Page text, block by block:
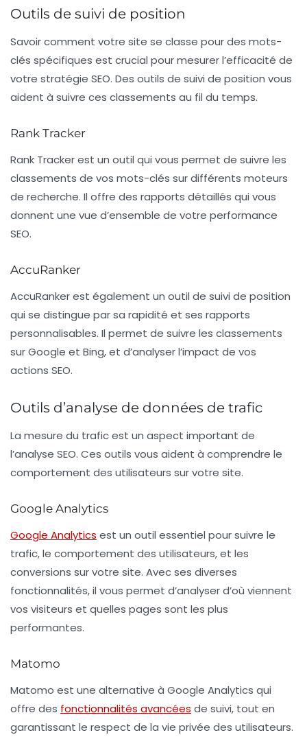
Outils de suivi de position
Savoir comment votre site se classe pour des mots-
clés spécifiques est crucial pour mesurer l’efficacité de
votre stratégie SEO. Des outils de suivi de position vous
aident à suivre ces classements au fil du temps.
Rank Tracker
Rank Trackerest un outil qui vous permet de suivre les
classements de vos mots-clés sur différents moteurs
de recherche. Il offre des rapports détaillés qui vous
donnent une vue d’ensemble de votre performance
SEO.
AccuRanker
AccuRankerest également un outil de suivi de position
qui se distingue par sa rapidité et ses rapports
personnalisables. Il permet de suivre les classements
sur Google et Bing, et d’analyser l’impact de vos
actions SEO.
Outils d’analyse de données de trafic
La mesure du trafic est un aspect important de
l’analyse SEO. Ces outils vous aident à comprendre le
comportement des utilisateurs sur votre site.
Google Analytics
Google Analytics est un outil essentiel pour suivre le
trafic, le comportement des utilisateurs, et les
conversions sur votre site. Avec ses diverses
fonctionnalités, il vous permet d’analyser d’où viennent
vos visiteurs et quelles pages sont les plus
performantes.
Matomo
Matomo est une alternative à Google Analytics qui
offre des fonctionnalités avancées de suivi, tout en
garantissant le respect de la vie privée des utilisateurs.